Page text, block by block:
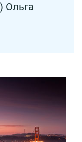
Ольга